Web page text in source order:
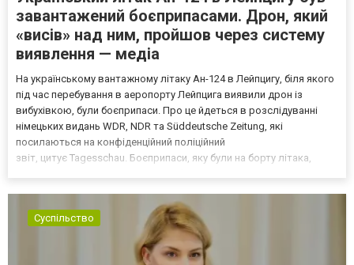
завантажений боєприпасами. Дрон, який
«висів» над ним, пройшов через систему
виявлення — медіа
На українському вантажному літаку Ан-124 в Лейпцигу, біля якого
під час перебування в аеропорту Лейпцига виявили дрон із
вибухівкою, були боєприпаси. Про це йдеться в розслідуванні
німецьких видань WDR, NDR та Süddeutsche Zeitung, які
посилаються на конфіденційний поліційний
звіт, цитує Tagesschau. Боєприпаси, яку були на борту літака,
Суспільство